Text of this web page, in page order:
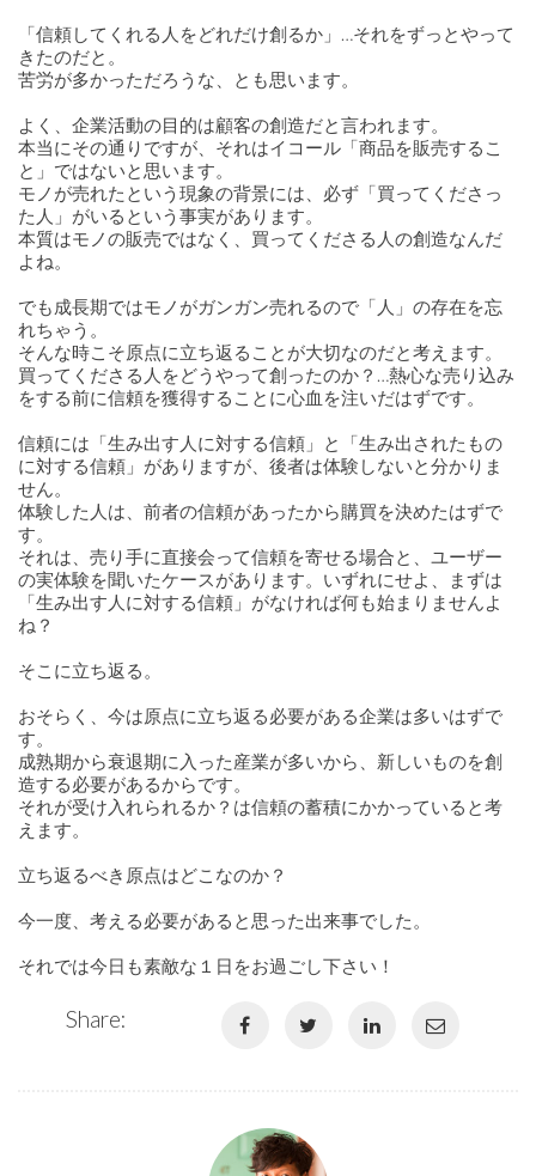
「信頼してくれる人をどれだけ創るか」…それをずっとやって
きたのだと。
苦労が多かっただろうな、とも思います。
よく、企業活動の目的は顧客の創造だと言われます。
本当にその通りですが、それはイコール「商品を販売するこ
と」ではないと思います。
モノが売れたという現象の背景には、必ず「買ってくださっ
た人」がいるという事実があります。
本質はモノの販売ではなく、買ってくださる人の創造なんだ
よね。
でも成長期ではモノがガンガン売れるので「人」の存在を忘
れちゃう。
そんな時こそ原点に立ち返ることが大切なのだと考えます。
買ってくださる人をどうやって創ったのか？…熱心な売り込み
をする前に信頼を獲得することに心血を注いだはずです。
信頼には「生み出す人に対する信頼」と「生み出されたもの
に対する信頼」がありますが、後者は体験しないと分かりま
せん。
体験した人は、前者の信頼があったから購買を決めたはずで
す。
それは、売り手に直接会って信頼を寄せる場合と、ユーザー
の実体験を聞いたケースがあります。いずれにせよ、まずは
「生み出す人に対する信頼」がなければ何も始まりませんよ
ね？
そこに立ち返る。
おそらく、今は原点に立ち返る必要がある企業は多いはずで
す。
成熟期から衰退期に入った産業が多いから、新しいものを創
造する必要があるからです。
それが受け入れられるか？は信頼の蓄積にかかっていると考
えます。
立ち返るべき原点はどこなのか？
今一度、考える必要があると思った出来事でした。
それでは今日も素敵な１日をお過ごし下さい！
Share: